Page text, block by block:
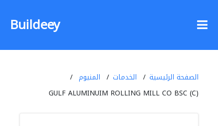
Buildeey
الصفحة الرئيسية الخدمات
المنيوم
GULF ALUMINUIM ROLLING MILL CO BSC (C)